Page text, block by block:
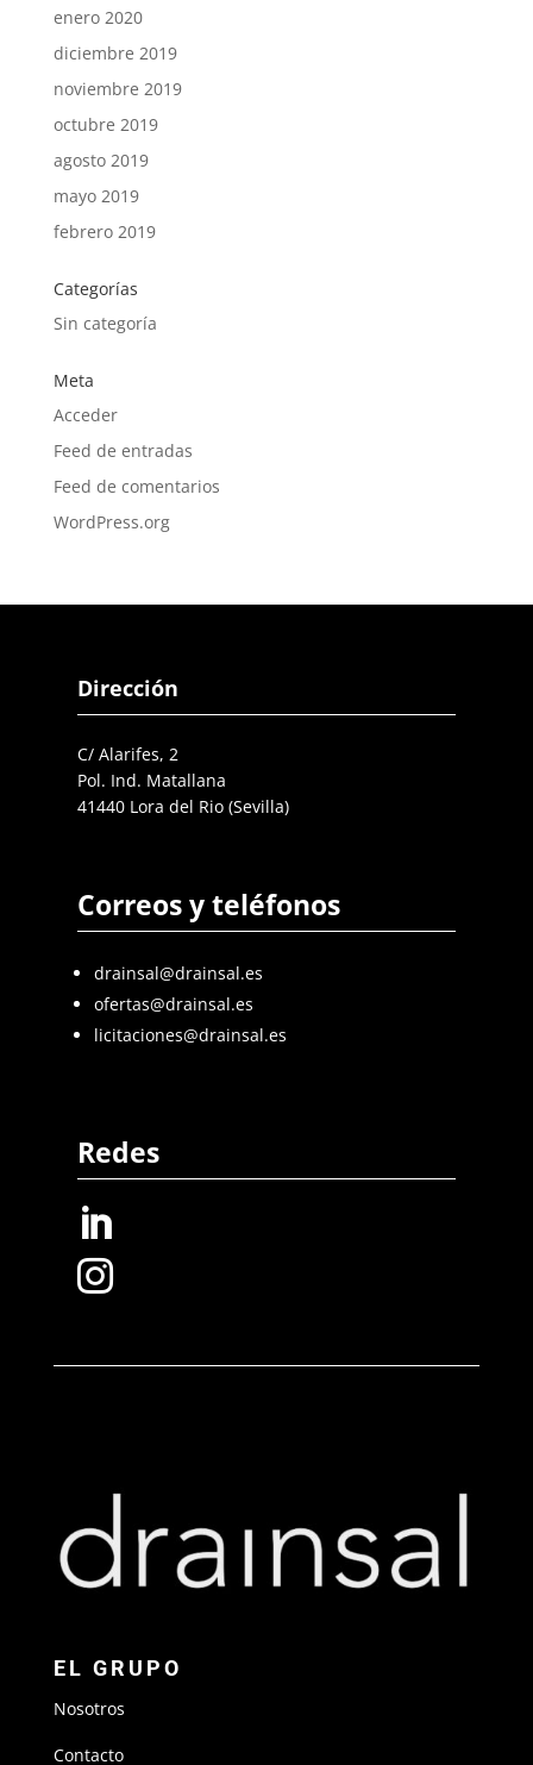
enero 2020
diciembre 2019
noviembre 2019
octubre 2019
agosto 2019
mayo 2019
febrero 2019
Categorías
Sin categoría
Meta
Acceder
Feed de entradas
Feed de comentarios
WordPress.org
Dirección
C/ Alarifes, 2
Pol. Ind. Matallana
41440 Lora del Rio (Sevilla)
Correos y teléfonos
drainsal@drainsal.es
ofertas@drainsal.es
licitaciones@drainsal.es
Redes


EL GRUPO
Nosotros
Contacto